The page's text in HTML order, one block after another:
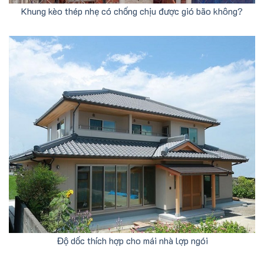
Khung kèo thép nhẹ có chống chịu được gió bão không?
Độ dốc thích hợp cho mái nhà lợp ngói